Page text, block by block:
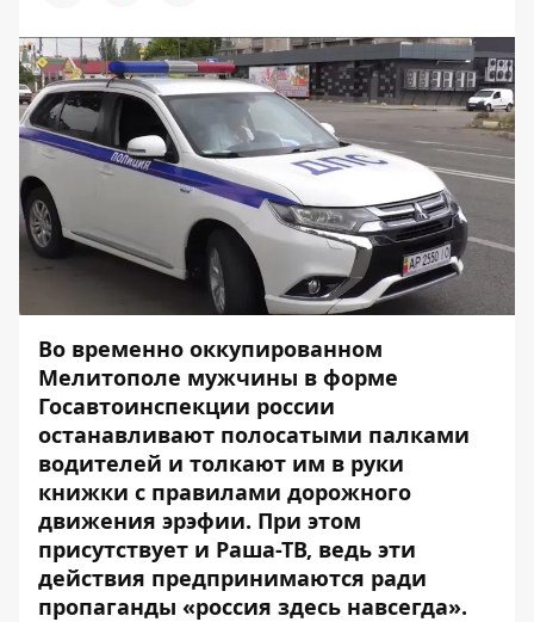
Во временно оккупированном
Мелитополе мужчины в форме
Госавтоинспекции россии
останавливают полосатыми палками
водителей и толкают им в руки
книжки с правилами дорожного
движения эрэфии. При этом
присутствует и Раша-ТВ, ведь эти
действия предпринимаются ради
пропаганды «россия здесь навсегда».